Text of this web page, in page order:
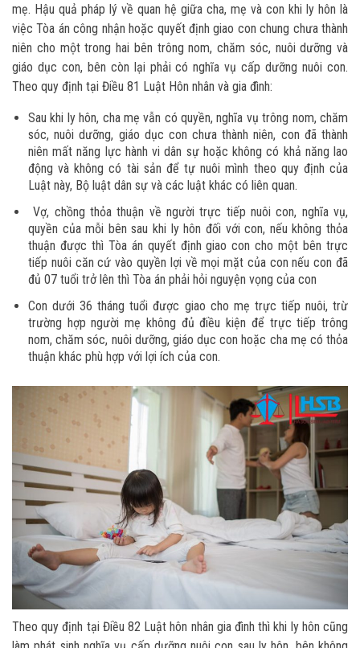
mẹ. Hậu quả pháp lý về quan hệ giữa cha, mẹ và con khi ly hôn là
việc Tòa án công nhận hoặc quyết định giao con chung chưa thành
niên cho một trong hai bên trông nom, chăm sóc, nuôi dưỡng và
giáo dục con, bên còn lại phải có nghĩa vụ cấp dưỡng nuôi con.
Theo quy định tại Điều 81 Luật Hôn nhân và gia đình:
Sau khi ly hôn, cha mẹ vẫn có quyền, nghĩa vụ trông nom, chăm
sóc, nuôi dưỡng, giáo dục con chưa thành niên, con đã thành
niên mất năng lực hành vi dân sự hoặc không có khả năng lao
động và không có tài sản để tự nuôi mình theo quy định của
Luật này, Bộ luật dân sự và các luật khác có liên quan.
Vợ, chồng thỏa thuận về người trực tiếp nuôi con, nghĩa vụ,
quyền của mỗi bên sau khi ly hôn đối với con, nếu không thỏa
thuận được thì Tòa án quyết định giao con cho một bên trực
tiếp nuôi căn cứ vào quyền lợi về mọi mặt của con nếu con đã
đủ 07 tuổi trở lên thì Tòa án phải hỏi nguyện vọng của con
Con dưới 36 tháng tuổi được giao cho mẹ trực tiếp nuôi, trừ
trường hợp người mẹ không đủ điều kiện để trực tiếp trông
nom, chăm sóc, nuôi dưỡng, giáo dục con hoặc cha mẹ có thỏa
thuận khác phù hợp với lợi ích của con.
Theo quy định tại Điều 82 Luật hôn nhân gia đình thì khi ly hôn cũng